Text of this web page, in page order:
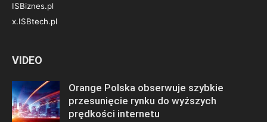
ISBiznes.pl
x.ISBtech.pl
VIDEO
Orange Polska obserwuje szybkie
przesunięcie rynku do wyższych
prędkości internetu